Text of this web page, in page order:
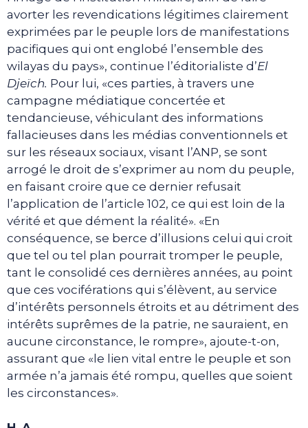
avorter les revendications légitimes clairement
exprimées par le peuple lors de manifestations
pacifiques qui ont englobé l’ensemble des
wilayas du pays», continue l’éditorialiste d’El
Djeïch. Pour lui, «ces parties, à travers une
campagne médiatique concertée et
tendancieuse, véhiculant des informations
fallacieuses dans les médias conventionnels et
sur les réseaux sociaux, visant l’ANP, se sont
arrogé le droit de s’exprimer au nom du peuple,
en faisant croire que ce dernier refusait
l’application de l’article 102, ce qui est loin de la
vérité et que dément la réalité». «En
conséquence, se berce d’illusions celui qui croit
que tel ou tel plan pourrait tromper le peuple,
tant le consolidé ces dernières années, au point
que ces vociférations qui s’élèvent, au service
d’intérêts personnels étroits et au détriment des
intérêts suprêmes de la patrie, ne sauraient, en
aucune circonstance, le rompre», ajoute-t-on,
assurant que «le lien vital entre le peuple et son
armée n’a jamais été rompu, quelles que soient
les circonstances».